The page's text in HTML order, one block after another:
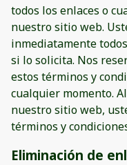
todos los enlaces o
nuestro sitio web.
inmediatamente
si lo solicita. Nos
estos términos y
cualquier momento.
nuestro sitio web,
términos y
Eliminación de